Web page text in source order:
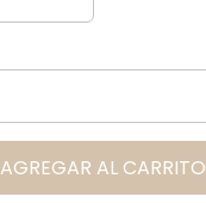
AGREGAR AL CARRITO